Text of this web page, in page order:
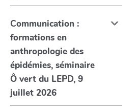
Communication :
formations en
anthropologie des
épidémies, séminaire
Ô vert du LEPD, 9
juillet 2026